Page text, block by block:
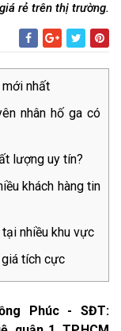
rẻ trên thị trường.
nhất
nhân hố ga có
lượng uy tín?
khách hàng tin
nhiều khu vực
giá tích cực
Phúc - SĐT: